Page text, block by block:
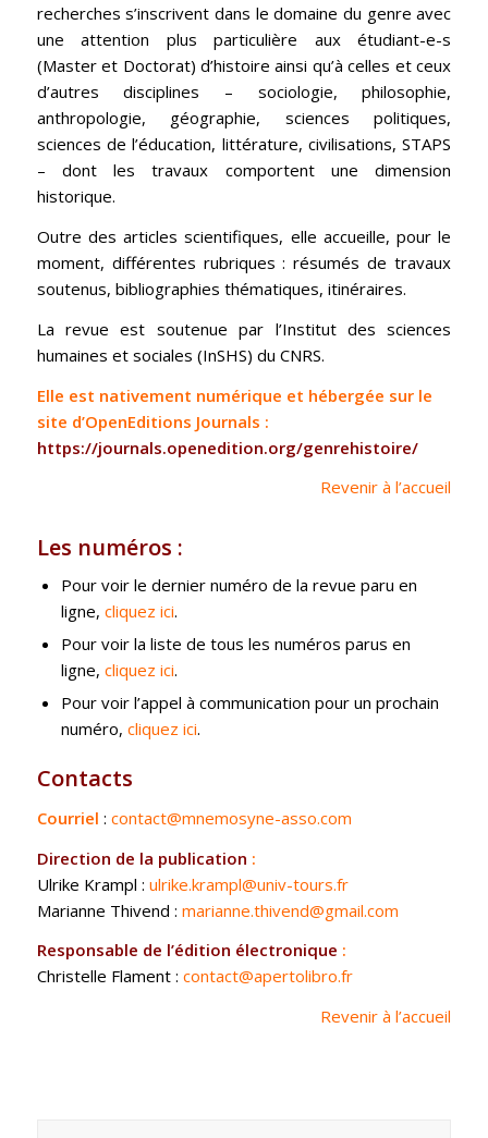
recherches s’inscrivent dans le domaine du genre avec
une attention plus particulière aux étudiant-e-s
(Master et Doctorat) d’histoire ainsi qu’à celles et ceux
d’autres disciplines – sociologie, philosophie,
anthropologie, géographie, sciences politiques,
sciences de l’éducation, littérature, civilisations, STAPS
– dont les travaux comportent une dimension
historique.
Outre des articles scientifiques, elle accueille, pour le
moment, différentes rubriques : résumés de travaux
soutenus, bibliographies thématiques, itinéraires.
La revue est soutenue par l’Institut des sciences
humaines et sociales (InSHS) du CNRS.
Elle est nativement numérique et hébergée sur le
site d’OpenEditions Journals :
https://journals.openedition.org/genrehistoire/
Revenir à l’accueil
Les numéros :
Pour voir le dernier numéro de la revue paru en
ligne, cliquez ici.
Pour voir la liste de tous les numéros parus en
ligne, cliquez ici.
Pour voir l’appel à communication pour un prochain
numéro, cliquez ici.
Contacts
Courriel : contact@mnemosyne-asso.com
Direction de la publication :
Ulrike Krampl : ulrike.krampl@univ-tours.fr
Marianne Thivend : marianne.thivend@gmail.com
Responsable de l’édition électronique :
Christelle Flament : contact@apertolibro.fr
Revenir à l’accueil